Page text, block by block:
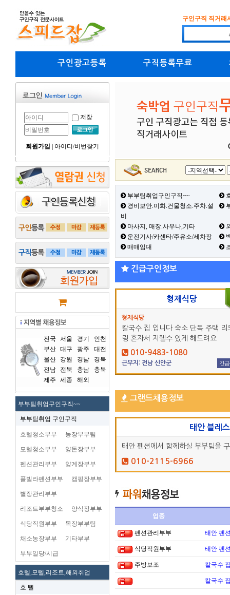
구인구직 직거래
구인광고등록 구직등록무료
저장
회원가입 아이디/비번찾기
전국 서울 경기
인천
부산 대구 광주
대전
울산
강원 경남
경북
전남
전북 충남
충북
제주
세종 해외
부부팀취업구인구직~~
부부팀취업 구인구직
호텔청소부부 농장부부팀
모텔청소부부 양돈장부부
펜션관리부부 양계장부부
플빌라펜션부부 캠핑장부부
별장관리부부
리조트부부청소 양식장부부
식당직원부부 목장부부팀
채소농장부부 기타부부
부부일당/시급
호텔,모텔,리조트,해외취업
호 텔
부부팀취업구인구직~~
경비보안.미화.건물청소.주차.설
비
마사지, 매장.사우나,기타
운전기사/카센타/주유소/세차장
매매임대
긴급구인정보
형제식당
형제식당
칼국수 집 입니다 숙소 단독 주택 리
링 혼자서 지랠수 있게 해드려요
010-9483-1080
근무지: 전남 신안군 긴
그랜드채용정보
태안 블레
태안 펜션에서 함께하실 부부팀을
010-2115-6966
업종
펜션관리부부 태안 펜
식당직원부부 태안 펜
주방보조 칼국수
칼국수